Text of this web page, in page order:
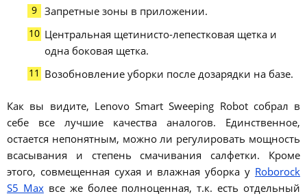
Запретные зоны в приложении.
Центральная щетинисто-лепестковая щетка и
одна боковая щетка.
Возобновление уборки после дозарядки на базе.
Как вы видите, Lenovo Smart Sweeping Robot собрал в
себе все лучшие качества аналогов. Единственное,
остается непонятным, можно ли регулировать мощность
всасывания и степень смачивания салфетки. Кроме
этого, совмещенная сухая и влажная уборка у Roborock
S5 Maxвсе же более полноценная, т.к. есть отдельный